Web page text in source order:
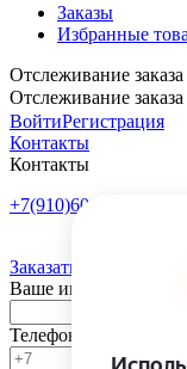
Заказы
Избранные
Отслеживание заказа
Отслеживание заказа
ВойтиРегистрация
Контакты
Контакты
+7(910)601-10-10
Заказать обратный
Ваше имя
Телефон